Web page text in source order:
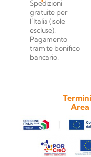
Spedizioni
gratuite per
l’Italia (isole
escluse).
Pagamento
tramite bonifico
bancario.
Area